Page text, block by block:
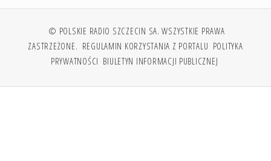
© POLSKIE RADIO SZCZECIN SA. WSZYSTKIE PRAWA
ZASTRZEŻONE. REGULAMIN KORZYSTANIA Z PORTALU POLITYKA
PRYWATNOŚCI BIULETYN INFORMACJI PUBLICZNEJ